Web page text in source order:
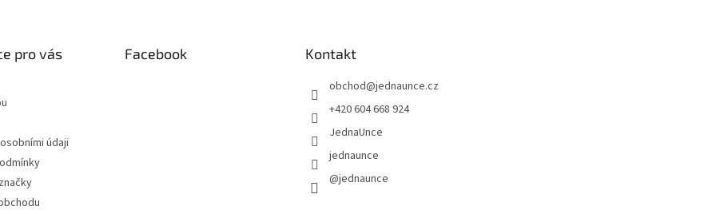
pro vás
údaji
Facebook Kontakt
obchod@jednaunce.cz
+420 604 668 924
JednaUnce
jednaunce
@jednaunce